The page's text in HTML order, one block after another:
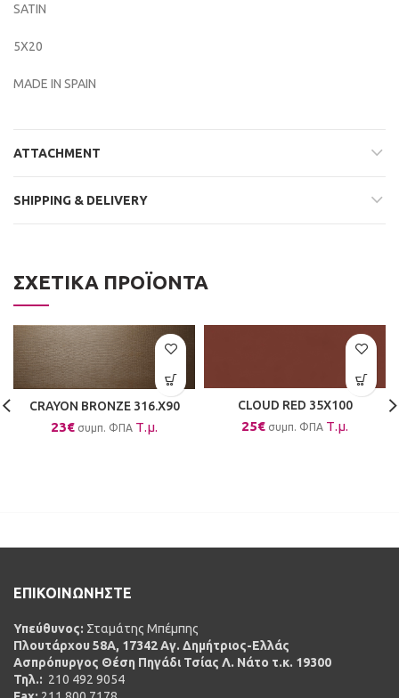
SATIN
5X20
MADE IN SPAIN
ATTACHMENT
SHIPPING & DELIVERY
ΣΧΕΤΙΚΆ ΠΡΟΪΌΝΤΑ
CRAYON BRONZE 316.X90
23€ συμπ. ΦΠΑ Τ.μ.
CLOUD RED 35X100
25€ συμπ. ΦΠΑ Τ.μ.
ΕΠΙΚΟΙΝΩΝΗΣΤΕ
Υπεύθυνος: Σταμάτης Μπέμπης
Πλουτάρχου 58Α, 17342 Αγ. Δημήτριος-Ελλάς
Ασπρόπυργος Θέση Πηγάδι Τσίας Λ. Νάτο τ.κ. 19300
Τηλ.: 210 492 9054